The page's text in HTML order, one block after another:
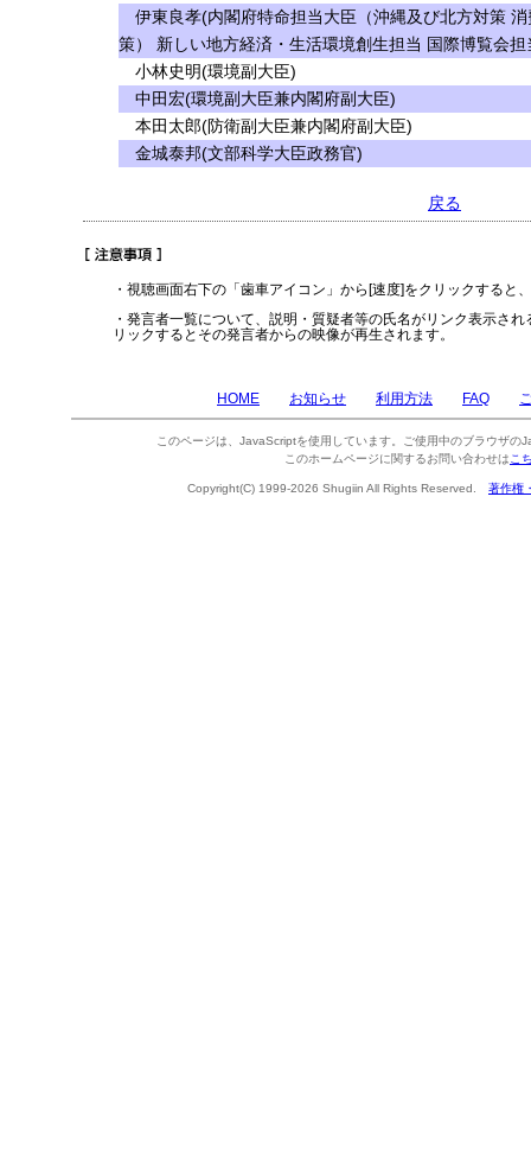
伊東良孝(内閣府特命担当大臣（沖縄及び北方対策
策） 新しい地方経済・生活環境創生担当 国際博覧会担
小林史明(環境副大臣)
中田宏(環境副大臣兼内閣府副大臣)
本田太郎(防衛副大臣兼内閣府副大臣)
金城泰邦(文部科学大臣政務官)
戻る
・視聴画面右下の「歯車アイコン」から[速度]をクリックすると
・発言者一覧について、説明・質疑者等の氏名がリンク表示さ
リックするとその発言者からの映像が再生されます。
HOME お知らせ 利用方法 FAQ
このページは、JavaScriptを使用しています。ご使用中のブラウザの
このホームページに関するお問い合わせは こ
Copyright(C) 1999-2026 Shugiin All Rights Reserved. 著作権